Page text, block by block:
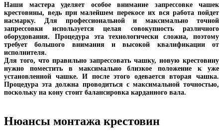
Наши мастера уделяет особое внимание запрессовке чашек
крестовины, ведь при малейшем перекосе их вся работа пойдет
насмарку. Для профессиональной и максимально точной
запрессовки используется целая совокупность различного
оборудования. Процедура эта технологически сложна, поэтому
требует большого внимания и высокой квалификации от
исполнителя.
Для того, что правильно запрессовать чашку, новую крестовину
нужно поместить в максимально близкое положение к уже
установленной чашке. И после этого одевается вторая чашка.
Процедура эта должна проводиться с максимальной точностью,
поскольку на кону стоит балансировка карданного вала.
Нюансы монтажа крестовин